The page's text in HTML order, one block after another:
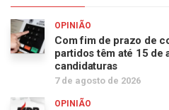
OPINIÃO
Com fim de prazo de
partidos têm até 15 de
candidaturas
7 de agosto de 2026
OPINIÃO